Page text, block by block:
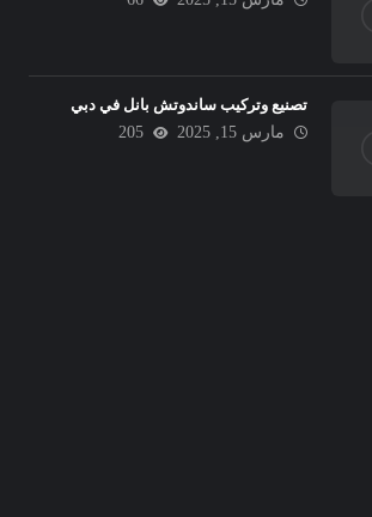
تصنيع وتركيب ساندوتش بانل في دبي
مارس 15, 2025
205